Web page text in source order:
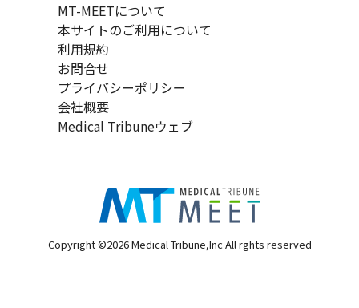
MT-MEETについて
本サイトのご利用について
利用規約
お問合せ
プライバシーポリシー
会社概要
Medical Tribuneウェブ
Copyright ©2026 Medical Tribune,Inc All rghts reserved